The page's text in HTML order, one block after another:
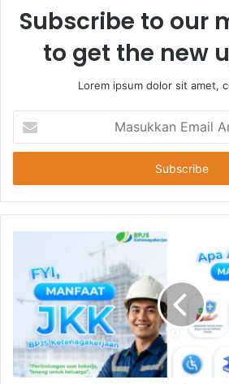
Subscribe to our
to get the new
Lorem ipsum dolor sit amet,
Email
Anda